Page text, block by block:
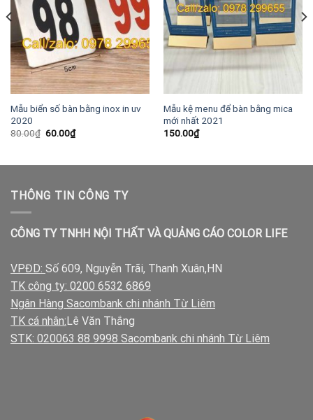
Mẫu biển số bàn bằng inox in uv
2020
80.00₫ Giá
60.00₫Giá
hiện
60.00₫.
Mẫu kệ menu để bàn bằng mica
mới nhất 2021
150.00₫
THÔNG TIN CÔNG TY
CÔNG TY TNHH NỘI THẤT VÀ QUẢNG CÁO COLOR LIFE
VPĐD: Số 609, Nguyễn Trãi, Thanh Xuân,HN
TK công ty: 0200 6532 6869
Ngân Hàng Sacombank chi nhánh Từ Liêm
TK cá nhân:Lê Văn Thắng
STK: 020063 88 9998 Sacombank chi nhánh Từ Liêm